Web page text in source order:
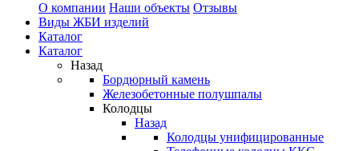
О компании Наши объекты Отзывы
Виды ЖБИ изделий
Каталог
Каталог
Назад
Бордюрный камень
Железобетонные полушпалы
Колодцы
Назад
Колодцы унифицированные